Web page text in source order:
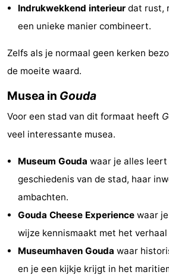
Egmond
aan
Zee
Noordhollands
duinreservaat
Wijk
Zee
-
Zuid-
Kennermerland
Amsterdam
-
Haarlem
-
Zandvoort
Südholland
Leiden
Bollenstreek
Natur
Indrukwekkend interieur dat rust,
een unieke manier combineert.
Zelfs als je normaal geen kerken
de moeite waard.
Musea in Gouda
Voor een stad van dit formaat heeft
veel interessante musea.
Museum Gouda waar je alles leert
geschiedenis van de stad, haar
ambachten.
Gouda Cheese Experience waar
wijze kennismaakt met het
Museumhaven Gouda waar
en je een kijkje krijgt in het